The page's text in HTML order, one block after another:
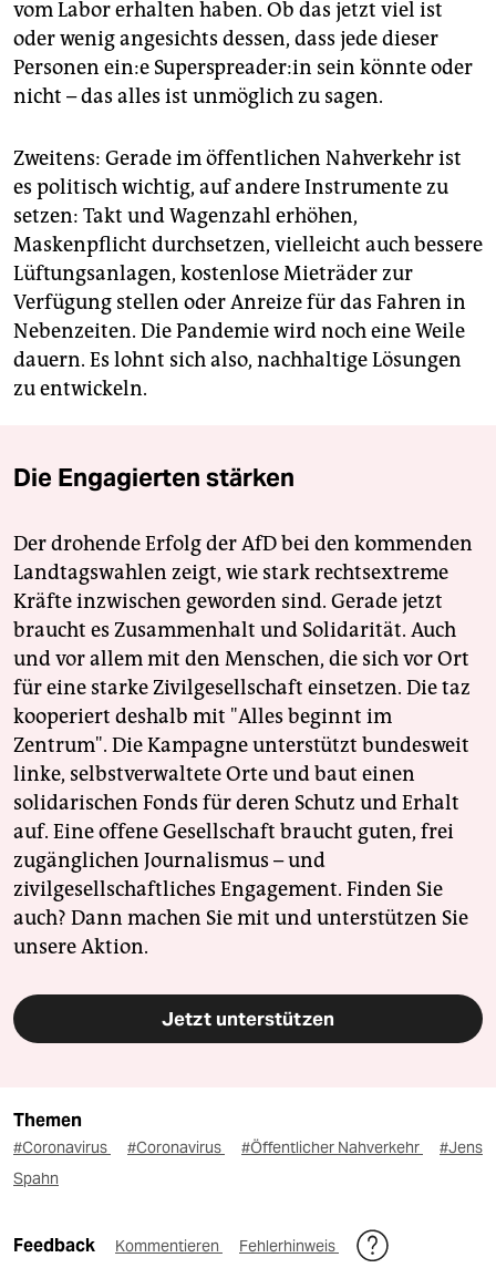
vom Labor erhalten haben. Ob das jetzt viel ist
oder wenig angesichts dessen, dass jede dieser
Personen ein:e Su­per­sprea­de­r:in sein könnte oder
nicht – das alles ist unmöglich zu sagen.
Zweitens: Gerade im öffentlichen Nahverkehr ist
es politisch wichtig, auf andere Instrumente zu
setzen: Takt und Wagenzahl erhöhen,
Maskenpflicht durchsetzen, vielleicht auch bessere
Lüftungsanlagen, kostenlose Mieträder zur
Verfügung stellen oder Anreize für das Fahren in
Nebenzeiten. Die Pandemie wird noch eine Weile
dauern. Es lohnt sich also, nachhaltige Lösungen
zu entwickeln.
Die Engagierten stärken
Der drohende Erfolg der AfD bei den kommenden
Landtagswahlen zeigt, wie stark rechtsextreme
Kräfte inzwischen geworden sind. Gerade jetzt
braucht es Zusammenhalt und Solidarität. Auch
und vor allem mit den Menschen, die sich vor Ort
für eine starke Zivilgesellschaft einsetzen. Die taz
kooperiert deshalb mit "Alles beginnt im
Zentrum". Die Kampagne unterstützt bundesweit
linke, selbstverwaltete Orte und baut einen
solidarischen Fonds für deren Schutz und Erhalt
auf. Eine offene Gesellschaft braucht guten, frei
zugänglichen Journalismus – und
zivilgesellschaftliches Engagement. Finden Sie
auch? Dann machen Sie mit und unterstützen Sie
unsere Aktion.
Jetzt unterstützen
Themen
#Coronavirus #Coronavirus #Öffentlicher Nahverkehr
#Jens
Spahn
Feedback Kommentieren Fehlerhinweis